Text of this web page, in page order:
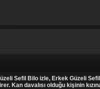
Sefil Bilo izle, Erkek Güzeli
Kan davalısı olduğu kişinin